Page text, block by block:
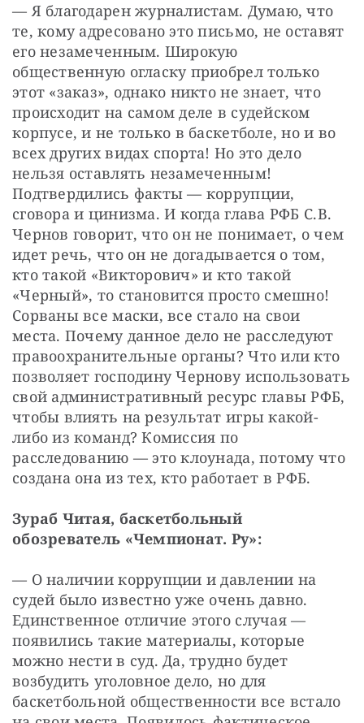
— Я благодарен журналистам. Думаю, что
те, кому адресовано это письмо, не оставят
его незамеченным. Широкую
общественную огласку приобрел только
этот «заказ», однако никто не знает, что
происходит на самом деле в судейском
корпусе, и не только в баскетболе, но и во
всех других видах спорта! Но это дело
нельзя оставлять незамеченным!
Подтвердились факты — коррупции,
сговора и цинизма. И когда глава РФБ С.В.
Чернов говорит, что он не понимает, о чем
идет речь, что он не догадывается о том,
кто такой «Викторович» и кто такой
«Черный», то становится просто смешно!
Сорваны все маски, все стало на свои
места. Почему данное дело не расследуют
правоохранительные органы? Что или кто
позволяет господину Чернову использовать
свой административный ресурс главы РФБ,
чтобы влиять на результат игры какой-
либо из команд? Комиссия по
расследованию — это клоунада, потому что
создана она из тех, кто работает в РФБ.
Зураб Читая, баскетбольный
обозреватель «Чемпионат. Ру»:
— О наличии коррупции и давлении на
судей было известно уже очень давно.
Единственное отличие этого случая —
появились такие материалы, которые
можно нести в суд. Да, трудно будет
возбудить уголовное дело, но для
баскетбольной общественности все встало